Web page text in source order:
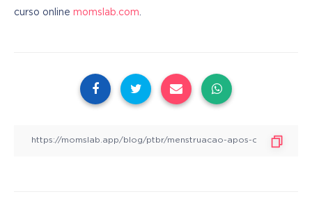
curso online momslab.com